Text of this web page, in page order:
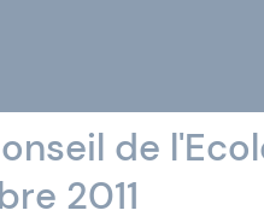
de
2011